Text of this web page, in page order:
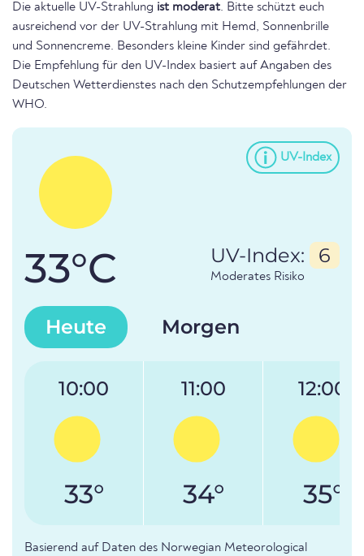
Die aktuelle UV-Strahlung ist moderat. Bitte schützt euch
ausreichend vor der UV-Strahlung mit Hemd, Sonnenbrille
und Sonnencreme. Besonders kleine Kinder sind gefährdet.
Die Empfehlung für den UV-Index basiert auf Angaben des
Deutschen Wetterdienstes nach den Schutzempfehlungen der
WHO.
UV-Index
33°C UV-Index: 6
Moderates Risiko
Heute Morgen
10:00
33°
11:00
34°
12:00
35°
Basierend auf Daten des Norwegian Meteorological